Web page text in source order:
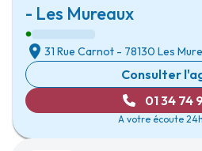
- Les Mureaux
31 Rue Carnot - 78130 Les
Consulter
01 34 74
A votre écoute